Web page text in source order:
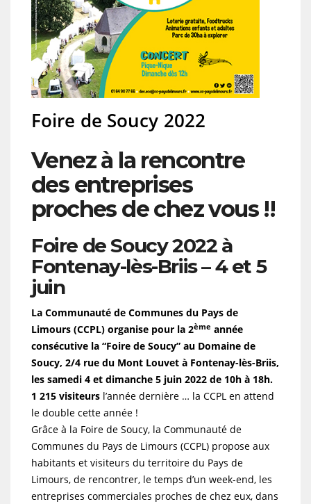
Foire de Soucy 2022
Venez à la rencontre
des entreprises
proches de chez vous !!
Foire de Soucy 2022 à
Fontenay-lès-Briis – 4 et 5
juin
La Communauté de Communes du Pays de
Limours (CCPL) organise pour la 2ème année
consécutive la “Foire de Soucy” au Domaine de
Soucy, 2/4 rue du Mont Louvet à Fontenay-lès-Briis,
les samedi 4 et dimanche 5 juin 2022 de 10h à 18h.
1 215 visiteurs l’année dernière … la CCPL en attend
le double cette année !
Grâce à la Foire de Soucy, la Communauté de
Communes du Pays de Limours (CCPL) propose aux
habitants et visiteurs du territoire du Pays de
Limours, de rencontrer, le temps d’un week-end, les
entreprises commerciales proches de chez eux, dans